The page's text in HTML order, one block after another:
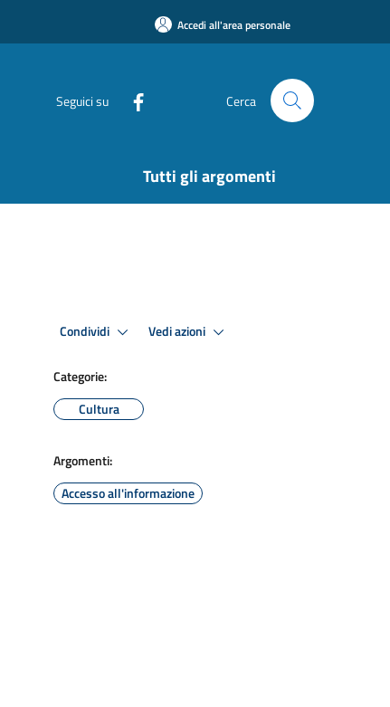
Accedi all'area personale
Seguici su Cerca
Tutti gli argomenti
Condividi Vedi azioni
Categorie:
Cultura
Argomenti:
Accesso all'informazione